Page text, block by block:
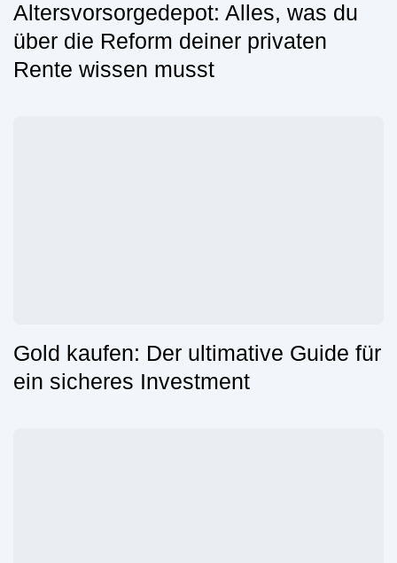
Altersvorsorgedepot: Alles, was du
über die Reform deiner privaten
Rente wissen musst
Gold kaufen: Der ultimative Guide für
ein sicheres Investment